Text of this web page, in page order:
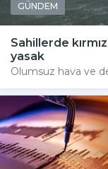
GÜNDEM
Sahillerde
yasak
Olumsuz hava ve